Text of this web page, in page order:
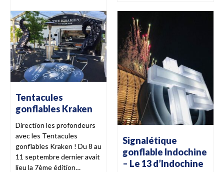
Tentacules
gonflables Kraken
Direction les profondeurs
avec les Tentacules
gonflables Kraken ! Du 8 au
11 septembre dernier avait
lieu la 7ème édition…
Signalétique
gonflable Indochine
– Le 13 d’Indochine